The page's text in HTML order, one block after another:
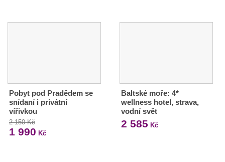
Pobyt pod Pradědem se
snídaní i privátní
vířivkou
2 150 Kč
1 990 Kč
Baltské moře: 4*
wellness hotel, strava,
vodní svět
2 585 Kč